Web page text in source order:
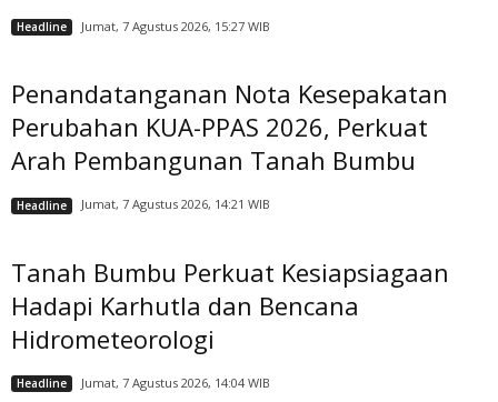
Headline Jumat, 7 Agustus 2026, 15:27 WIB
Penandatanganan Nota Kesepakatan
Perubahan KUA-PPAS 2026, Perkuat
Arah Pembangunan Tanah Bumbu
Headline Jumat, 7 Agustus 2026, 14:21 WIB
Tanah Bumbu Perkuat Kesiapsiagaan
Hadapi Karhutla dan Bencana
Hidrometeorologi
Headline Jumat, 7 Agustus 2026, 14:04 WIB